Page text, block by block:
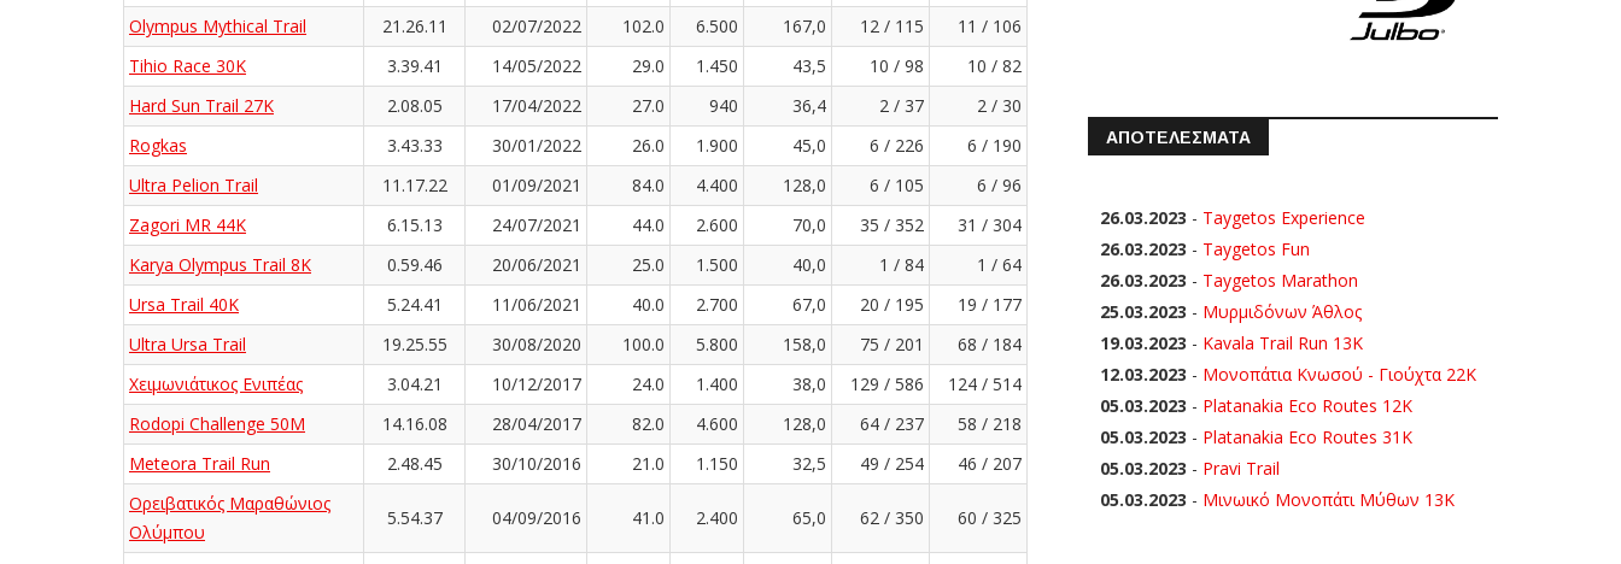
Olympus Mythical Trail
21.26.11 02/07/2022 102.0 6.500 167,0 12 / 115
11 / 106
Tihio Race 30K
3.39.41 14/05/2022 29.0 1.450 43,5 10 / 98
10 / 82
Hard Sun Trail 27K
2.08.05 17/04/2022 27.0 940 36,4 2 / 37
2 / 30
Rogkas
3.43.33 30/01/2022 26.0 1.900 45,0 6 / 226
6 / 190
Ultra Pelion Trail
11.17.22 01/09/2021 84.0 4.400 128,0 6 / 105
6 / 96
Zagori MR 44K
6.15.13 24/07/2021 44.0 2.600 70,0 35 / 352
31 / 304
Karya Olympus Trail 8K
0.59.46 20/06/2021 25.0 1.500 40,0 1 / 84
1 / 64
Ursa Trail 40K
5.24.41 11/06/2021 40.0 2.700 67,0 20 / 195
19 / 177
Ultra Ursa Trail
19.25.55 30/08/2020 100.0 5.800 158,0 75 / 201
68 / 184
Χειμωνιάτικος Ενιπέας
3.04.21 10/12/2017 24.0 1.400 38,0 129 / 586
124 / 514
Rodopi Challenge 50M
14.16.08 28/04/2017 82.0 4.600 128,0 64 / 237
58 / 218
Meteora Trail Run
2.48.45 30/10/2016 21.0 1.150 32,5 49 / 254
46 / 207
Ορειβατικός Μαραθώνιος
Ολύμπου
5.54.37 04/09/2016 41.0 2.400 65,0 62 / 350 60 / 325
ΑΠΟΤΕΛΕΣΜΑΤΑ
26.03.2023 - Taygetos Experience
26.03.2023 - Taygetos Fun
26.03.2023 - Taygetos Marathon
25.03.2023 - Μυρμιδόνων Άθλος
19.03.2023 - Kavala Trail Run 13K
12.03.2023 - Μονοπάτια Κνωσού - Γιούχτα 22Κ
05.03.2023 - Platanakia Eco Routes 12K
05.03.2023 - Platanakia Eco Routes 31K
05.03.2023 - Pravi Trail
05.03.2023 - Μινωικό Μονοπάτι Μύθων 13Κ